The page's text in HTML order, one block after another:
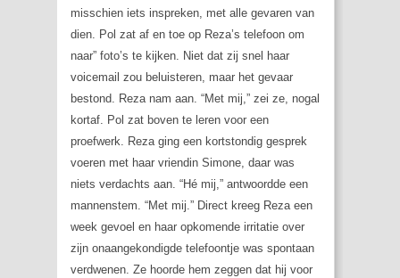
misschien iets inspreken, met alle gevaren van
dien. Pol zat af en toe op Reza’s telefoon om
naar” foto’s te kijken. Niet dat zij snel haar
voicemail zou beluisteren, maar het gevaar
bestond. Reza nam aan. “Met mij,” zei ze, nogal
kortaf. Pol zat boven te leren voor een
proefwerk. Reza ging een kortstondig gesprek
voeren met haar vriendin Simone, daar was
niets verdachts aan. “Hé mij,” antwoordde een
mannenstem. “Met mij.” Direct kreeg Reza een
week gevoel en haar opkomende irritatie over
zijn onaangekondigde telefoontje was spontaan
verdwenen. Ze hoorde hem zeggen dat hij voor